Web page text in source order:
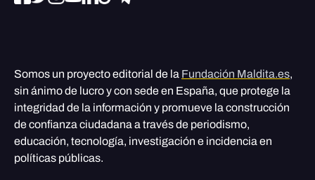
Somos un proyecto editorial de la Fundación Maldita.es,
sin ánimo de lucro y con sede en España, que protege la
integridad de la información y promueve la construcción
de confianza ciudadana a través de periodismo,
educación, tecnología, investigación e incidencia en
políticas públicas.